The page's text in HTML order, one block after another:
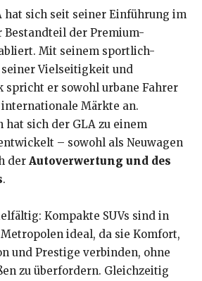
hat sich seit seiner Einführung im
Bestandteil der Premium-
Mit seinem sportlich-
Vielseitigkeit und
spricht er sowohl urbane Fahrer
Märkte an.
hat sich der GLA zu einem
– sowohl als Neuwagen
der Autoverwertung und des
.
Kompakte SUVs sind in
ideal, da sie Komfort,
und Prestige verbinden, ohne
zu überfordern. Gleichzeitig